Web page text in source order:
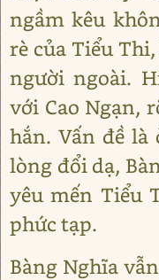
ngầm kêu
rè của Tiểu
người ngoài.
với Cao Ngạn,
hắn. Vấn đề là
lòng đổi dạ,
yêu mến Tiểu
phức tạp.
Bàng Nghĩa